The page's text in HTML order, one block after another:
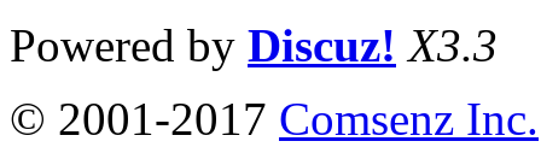
Powered by Discuz! X3.3
© 2001-2017 Comsenz Inc.